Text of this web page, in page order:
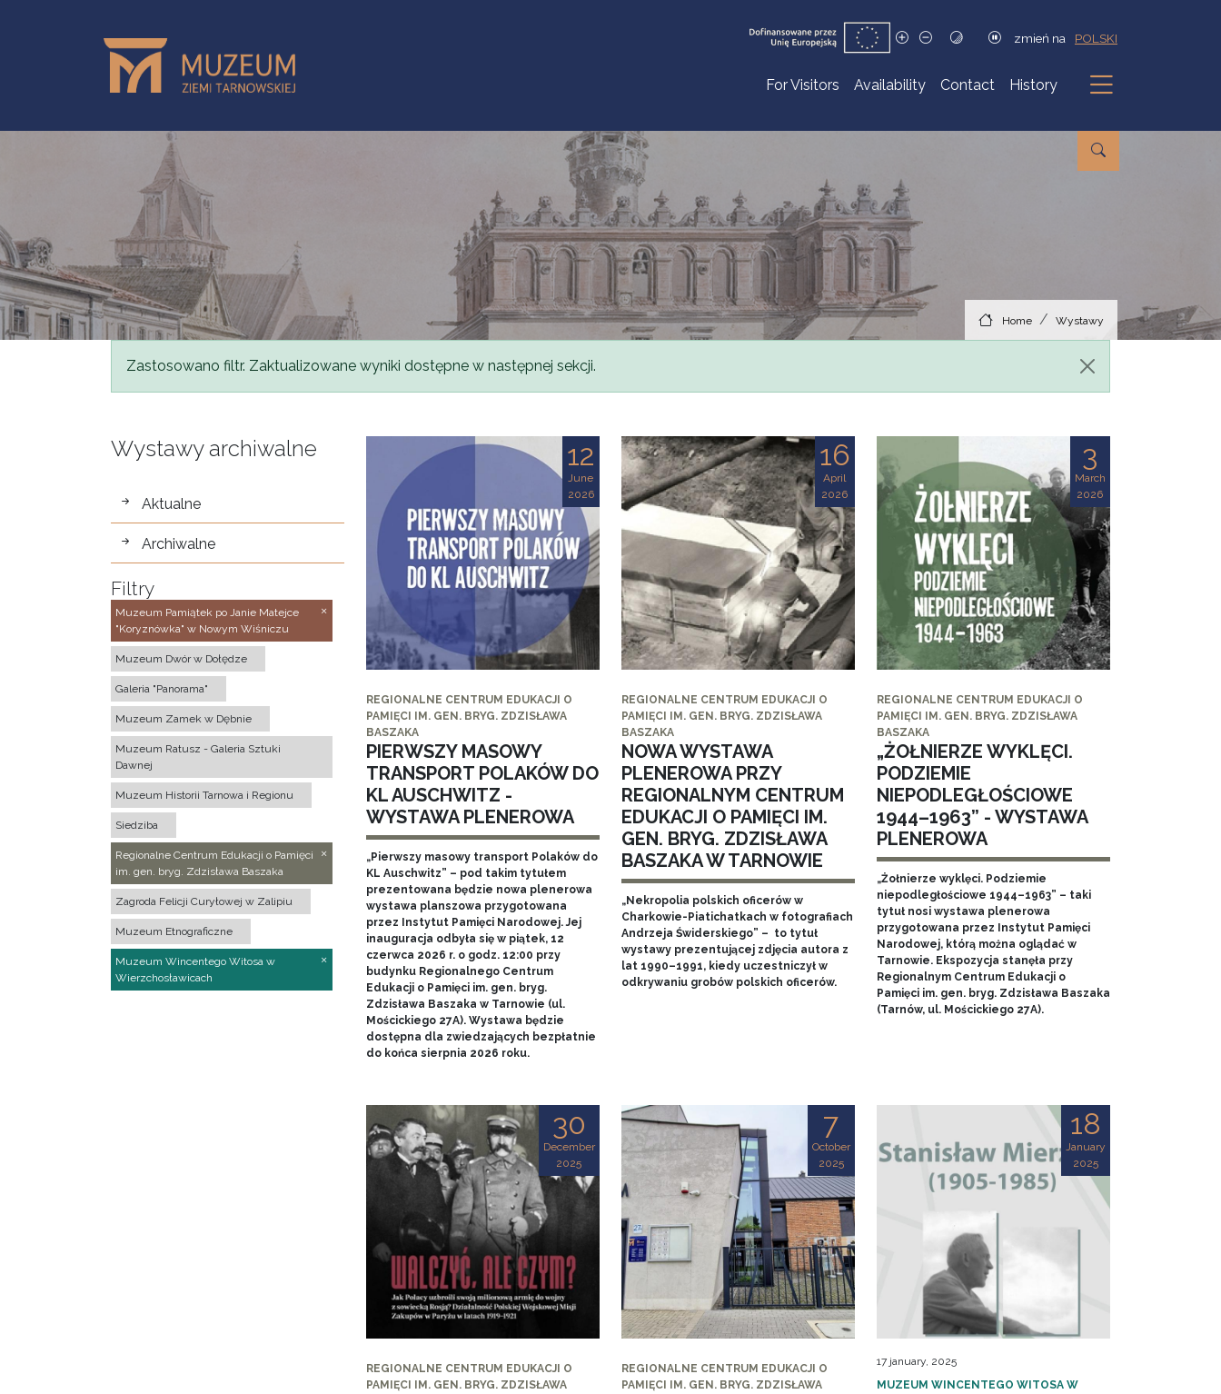
zmień na POLSKI
For Visitors Availability Contact History
Submenu
Home Wystawy
Status message
Zastosowano filtr. Zaktualizowane wyniki dostępne w następnej sekcji.
Wystawy archiwalne
wystawy
Aktualne
Archiwalne
Filtry
Muzeum Pamiątek po Janie Matejce
"Koryznówka" w Nowym Wiśniczu
Muzeum Dwór w Dołędze
Galeria "Panorama"
Muzeum Zamek w Dębnie
Muzeum Ratusz - Galeria Sztuki
Dawnej
Muzeum Historii Tarnowa i Regionu
Siedziba
Regionalne Centrum Edukacji o Pamięci
im. gen. bryg. Zdzisława Baszaka
Zagroda Felicji Curyłowej w Zalipiu
Muzeum Etnograficzne
Muzeum Wincentego Witosa w
Wierzchosławicach
12
June
2026
REGIONALNE CENTRUM EDUKACJI O
PAMIĘCI IM. GEN. BRYG. ZDZISŁAWA
BASZAKA
PIERWSZY MASOWY
TRANSPORT POLAKÓW DO
KL AUSCHWITZ -
WYSTAWA PLENEROWA
„Pierwszy masowy transport Polaków do
KL Auschwitz” – pod takim tytułem
prezentowana będzie nowa plenerowa
wystawa planszowa przygotowana
przez Instytut Pamięci Narodowej. Jej
inauguracja odbyła się w piątek, 12
czerwca 2026 r. o godz. 12:00 przy
budynku Regionalnego Centrum
Edukacji o Pamięci im. gen. bryg.
Zdzisława Baszaka w Tarnowie (ul.
Mościckiego 27A). Wystawa będzie
dostępna dla zwiedzających bezpłatnie
do końca sierpnia 2026 roku.
16
April
2026
REGIONALNE CENTRUM EDUKACJI O
PAMIĘCI IM. GEN. BRYG. ZDZISŁAWA
BASZAKA
NOWA WYSTAWA
PLENEROWA PRZY
REGIONALNYM CENTRUM
EDUKACJI O PAMIĘCI IM.
GEN. BRYG. ZDZISŁAWA
BASZAKA W TARNOWIE
„Nekropolia polskich oficerów w
Charkowie-Piatichatkach w fotografiach
Andrzeja Świderskiego” – to tytuł
wystawy prezentującej zdjęcia autora z
lat 1990–1991, kiedy uczestniczył w
odkrywaniu grobów polskich oficerów.
3
March
2026
REGIONALNE CENTRUM EDUKACJI O
PAMIĘCI IM. GEN. BRYG. ZDZISŁAWA
BASZAKA
„ŻOŁNIERZE WYKLĘCI.
PODZIEMIE
NIEPODLEGŁOŚCIOWE
1944–1963” - WYSTAWA
PLENEROWA
„Żołnierze wyklęci. Podziemie
niepodległościowe 1944–1963” – taki
tytuł nosi wystawa plenerowa
przygotowana przez Instytut Pamięci
Narodowej, którą można oglądać w
Tarnowie. Ekspozycja stanęła przy
Regionalnym Centrum Edukacji o
Pamięci im. gen. bryg. Zdzisława Baszaka
(Tarnów, ul. Mościckiego 27A).
30
December
2025
REGIONALNE CENTRUM EDUKACJI O
PAMIĘCI IM. GEN. BRYG. ZDZISŁAWA
7
October
2025
REGIONALNE CENTRUM EDUKACJI O
PAMIĘCI IM. GEN. BRYG. ZDZISŁAWA
18
January
2025
17 january, 2025
MUZEUM WINCENTEGO WITOSA W